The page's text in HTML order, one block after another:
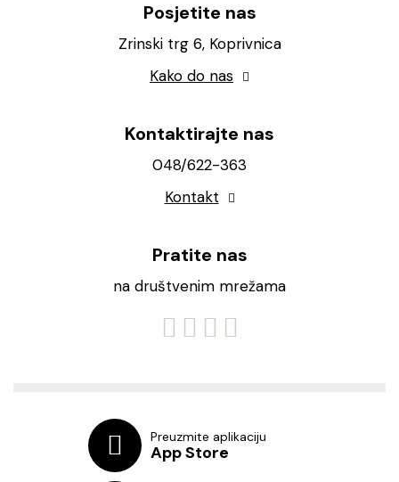
Posjetite nas
Zrinski trg 6, Koprivnica
Kako do nas
Kontaktirajte nas
048/622-363
Kontakt
Pratite nas
na društvenim mrežama
Preuzmite aplikaciju
App Store